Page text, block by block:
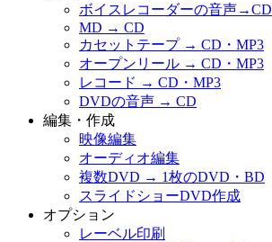
ボイスレコーダーの音声→CD
MD → CD
カセットテープ → CD・MP3
オープンリール → CD・MP3
レコード → CD・MP3
DVDの音声 → CD
編集・作成
映像編集
オーディオ編集
複数DVD → 1枚のDVD・BD
スライドショーDVD作成
オプション
レーベル印刷